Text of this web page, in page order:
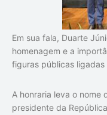
Em sua fala, Duarte
homenagem e a
figuras públicas
A honraria leva o nome
presidente da